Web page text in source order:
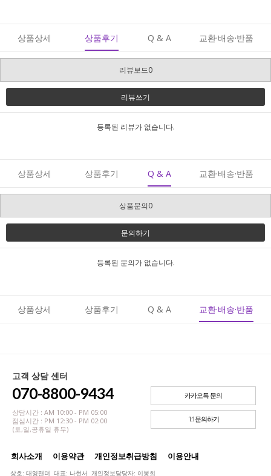
상품상세 상품후기 Q & A 교환·배송·반품
리뷰보드0
리뷰쓰기
등록된 리뷰가 없습니다.
상품상세 상품후기 Q & A 교환·배송·반품
상품문의0
문의하기
등록된 문의가 없습니다.
상품상세 상품후기 Q & A 교환·배송·반품
고객 상담 센터
070-8800-9434
상담시간 : AM 10:00 - PM 05:00
점심시간 : PM 12:30 - PM 02:00
(토,일,공휴일 휴무)
카카오톡 문의
1:1문의하기
회사소개 이용약관 개인정보취급방침 이용안내
상호: 대영팬더 대표: 나현서 개인정보담당자: 이봉희